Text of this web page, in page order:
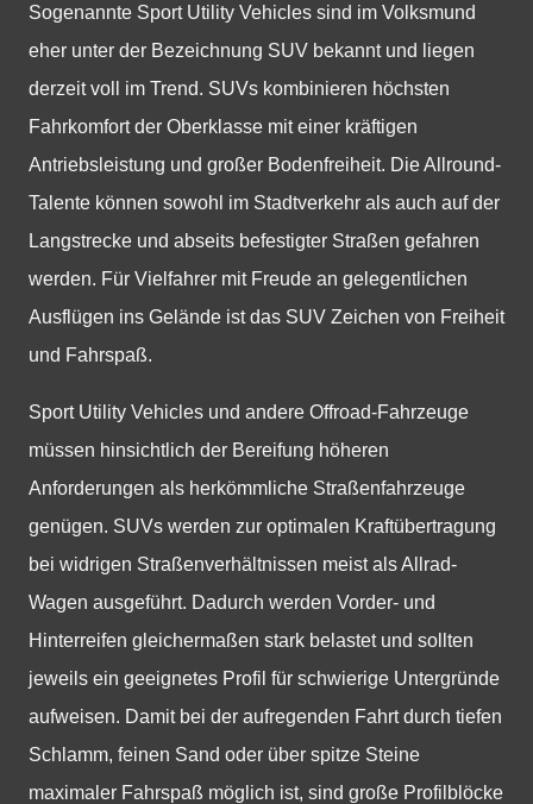
Sogenannte Sport Utility Vehicles sind im Volksmund
eher unter der Bezeichnung SUV bekannt und liegen
derzeit voll im Trend. SUVs kombinieren höchsten
Fahrkomfort der Oberklasse mit einer kräftigen
Antriebsleistung und großer Bodenfreiheit. Die Allround-
Talente können sowohl im Stadtverkehr als auch auf der
Langstrecke und abseits befestigter Straßen gefahren
werden. Für Vielfahrer mit Freude an gelegentlichen
Ausflügen ins Gelände ist das SUV Zeichen von Freiheit
und Fahrspaß.
Sport Utility Vehicles und andere Offroad-Fahrzeuge
müssen hinsichtlich der Bereifung höheren
Anforderungen als herkömmliche Straßenfahrzeuge
genügen. SUVs werden zur optimalen Kraftübertragung
bei widrigen Straßenverhältnissen meist als Allrad-
Wagen ausgeführt. Dadurch werden Vorder- und
Hinterreifen gleichermaßen stark belastet und sollten
jeweils ein geeignetes Profil für schwierige Untergründe
aufweisen. Damit bei der aufregenden Fahrt durch tiefen
Schlamm, feinen Sand oder über spitze Steine
maximaler Fahrspaß möglich ist, sind große Profilblöcke